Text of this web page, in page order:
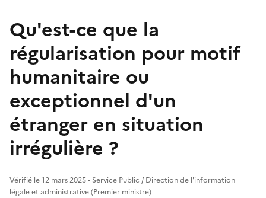
Qu'est-ce que la
régularisation pour motif
humanitaire ou
exceptionnel d'un
étranger en situation
irrégulière ?
Vérifié le 12 mars 2025 - Service Public / Direction de l'information
légale et administrative (Premier ministre)